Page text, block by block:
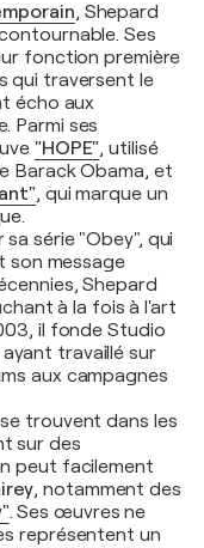
, Shepard
Ses
fonction première
qui traversent le
écho aux
Parmi ses
"HOPE", utilisé
Barack Obama, et
", qui marque un
série "Obey", qui
message
Shepard
à la fois à l'art
il fonde Studio
travaillé sur
aux campagnes
trouvent dans les
sur des
peut facilement
, notamment des
. Ses œuvres ne
représentent un